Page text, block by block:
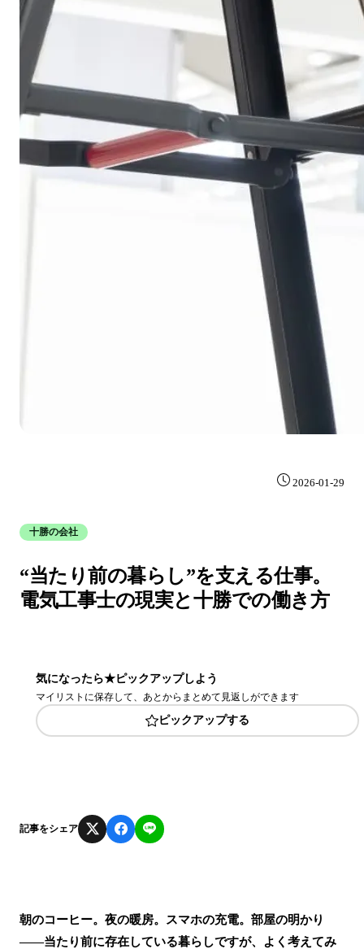
2026-01-29
十勝の会社
“当たり前の暮らし”を支える仕事。
電気工事士の現実と十勝での働き方
気になったら★ピックアップしよう
マイリストに保存して、あとからまとめて見返しができます
ピックアップする
記事をシェア
朝のコーヒー。夜の暖房。スマホの充電。部屋の明かり
――当たり前に存在している暮らしですが、よく考えてみ